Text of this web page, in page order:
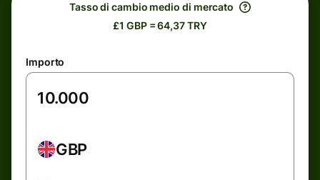
Tasso di cambio medio di mercato
£1 GBP = 64,37 TRY
Importo
GBP